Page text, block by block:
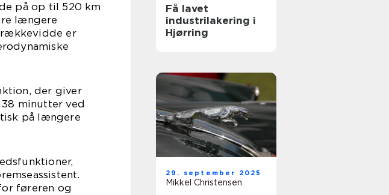
på op til 520 km
længere
er
der giver
minutter ved
på længere
føreren og
Få lavet
industrilakering i
Hjørring
29. september 2025
Mikkel Christensen